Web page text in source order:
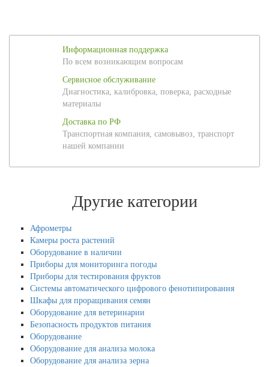
Информационная поддержка
По всем возникающим вопросам
Сервисное обслуживание
Диагностика, калибровка, поверка, расходные
материалы
Доставка по РФ
Транспортная компания, самовывоз, транспорт
нашей компании
Другие категории
Афрометры
Камеры роста растений
Оборудование в наличии
Приборы для мониторинга погоды
Приборы для тестирования фруктов
Системы автоматического цифрового фенотипирования
Шкафы для проращивания семян
Оборудование для ветеринарии
Безопасность продуктов питания
Оборудование
Оборудование для анализа молока
Оборудование для анализа зерна